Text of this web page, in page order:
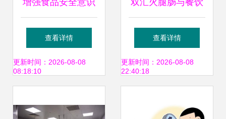
增强食品安全意识
树立餐饮行业典
型，桐溪幼儿园入
查看详情
更新时间：2026-08-08
08:18:10
双汇火腿肠与餐饮
事业的融合发展 以
肉蛋奶菜粮全品类
查看详情
更新时间：2026-08-08
22:40:18